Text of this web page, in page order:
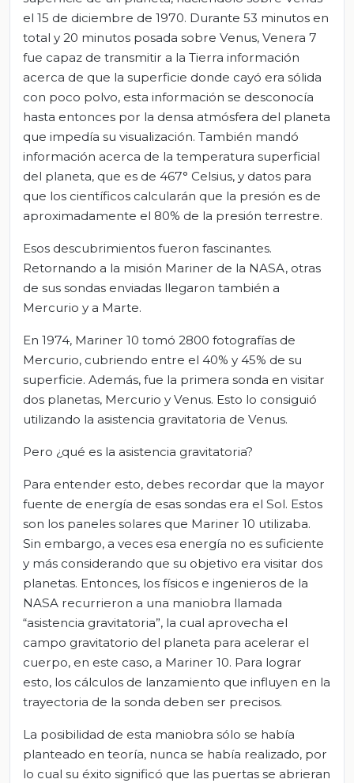
el 15 de diciembre de 1970. Durante 53 minutos en
total y 20 minutos posada sobre Venus, Venera 7
fue capaz de transmitir a la Tierra información
acerca de que la superficie donde cayó era sólida
con poco polvo, esta información se desconocía
hasta entonces por la densa atmósfera del planeta
que impedía su visualización. También mandó
información acerca de la temperatura superficial
del planeta, que es de 467° Celsius, y datos para
que los científicos calcularán que la presión es de
aproximadamente el 80% de la presión terrestre.
Esos descubrimientos fueron fascinantes.
Retornando a la misión Mariner de la NASA, otras
de sus sondas enviadas llegaron también a
Mercurio y a Marte.
En 1974, Mariner 10 tomó 2800 fotografías de
Mercurio, cubriendo entre el 40% y 45% de su
superficie. Además, fue la primera sonda en visitar
dos planetas, Mercurio y Venus. Esto lo consiguió
utilizando la asistencia gravitatoria de Venus.
Pero ¿qué es la asistencia gravitatoria?
Para entender esto, debes recordar que la mayor
fuente de energía de esas sondas era el Sol. Estos
son los paneles solares que Mariner 10 utilizaba.
Sin embargo, a veces esa energía no es suficiente
y más considerando que su objetivo era visitar dos
planetas. Entonces, los físicos e ingenieros de la
NASA recurrieron a una maniobra llamada
“asistencia gravitatoria”, la cual aprovecha el
campo gravitatorio del planeta para acelerar el
cuerpo, en este caso, a Mariner 10. Para lograr
esto, los cálculos de lanzamiento que influyen en la
trayectoria de la sonda deben ser precisos.
La posibilidad de esta maniobra sólo se había
planteado en teoría, nunca se había realizado, por
lo cual su éxito significó que las puertas se abrieran